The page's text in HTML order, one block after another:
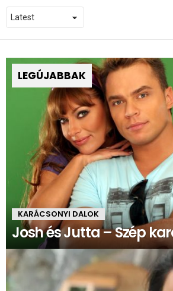
LEGÚJABBAK
KARÁCSONYI DALOK
Josh és Jutta – Szép